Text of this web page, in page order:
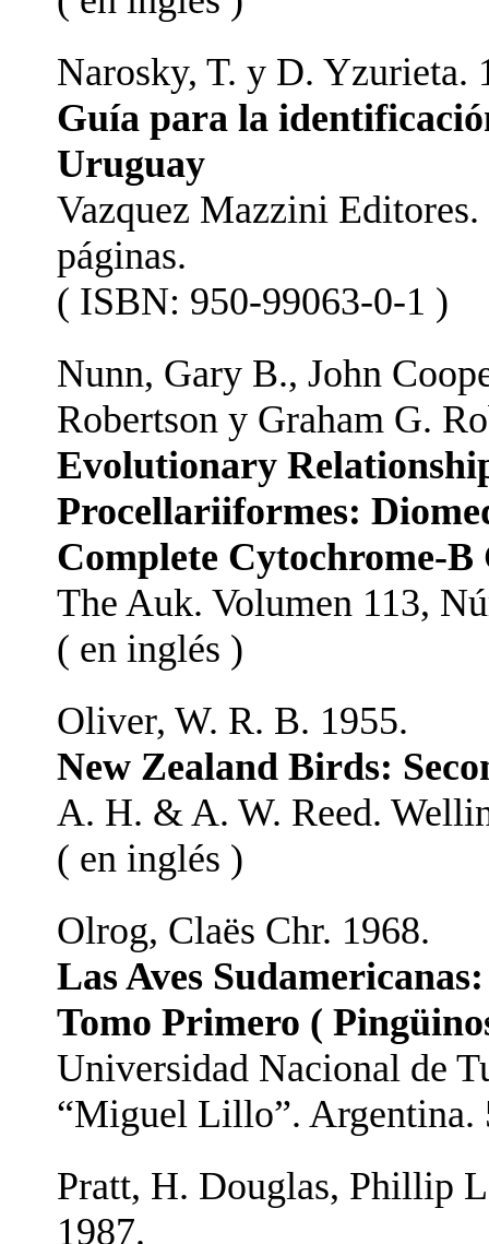
Narosky, T. y D. Yzurieta.
Guía para la
Uruguay
Vazquez Mazzini
páginas.
( ISBN: 950-99063-0-1 )
Nunn, Gary B., John
Robertson y Graham G.
Evolutionary
Procellariiformes:
Complete Cytochrome-B
The Auk. Volumen 113,
( en inglés )
Oliver, W. R. B. 1955.
New Zealand Birds:
A. H. & A. W. Reed.
( en inglés )
Olrog, Claës Chr. 1968.
Las Aves
Tomo Primero (
Universidad Nacional de
“Miguel Lillo”. Argentina.
Pratt, H. Douglas, Phillip
1987.